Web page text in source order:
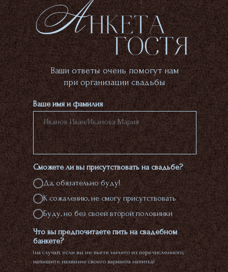
Ваши ответы очень помогут нам
при организации свадьбы
Ваше имя и фамилия
Сможете ли вы присутствовать на свадьбе?
Да, обязательно буду!
К сожалению, не смогу присутствовать
Буду, но без своей второй половинки
Что вы предпочитаете пить на свадебном
банкете?
(на случай, если вы не пьете ничего из перечисленного,
напишите название своего варианта напитка)